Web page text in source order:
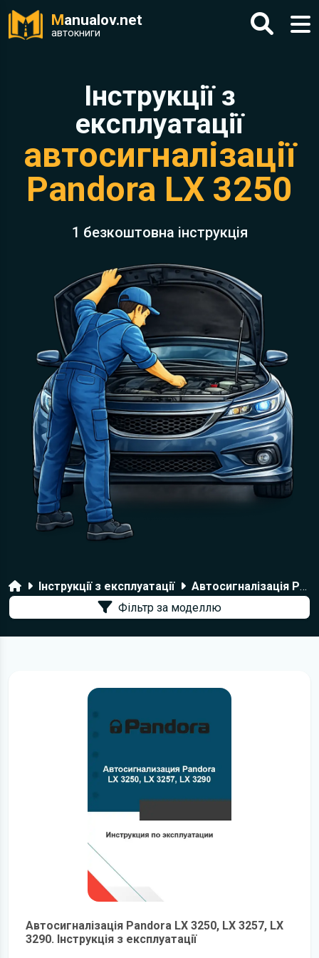
Manualov.net
автокниги
Інструкції з
експлуатації
автосигналізації
Pandora LX 3250
1 безкоштовна інструкція
ГоловнаІнструкції з експлуатації
Автосигналізація Pandora
Фільтр за моделлю
Автосигналізація Pandora LX 3250, LX 3257, LX
3290. Інструкція з експлуатації